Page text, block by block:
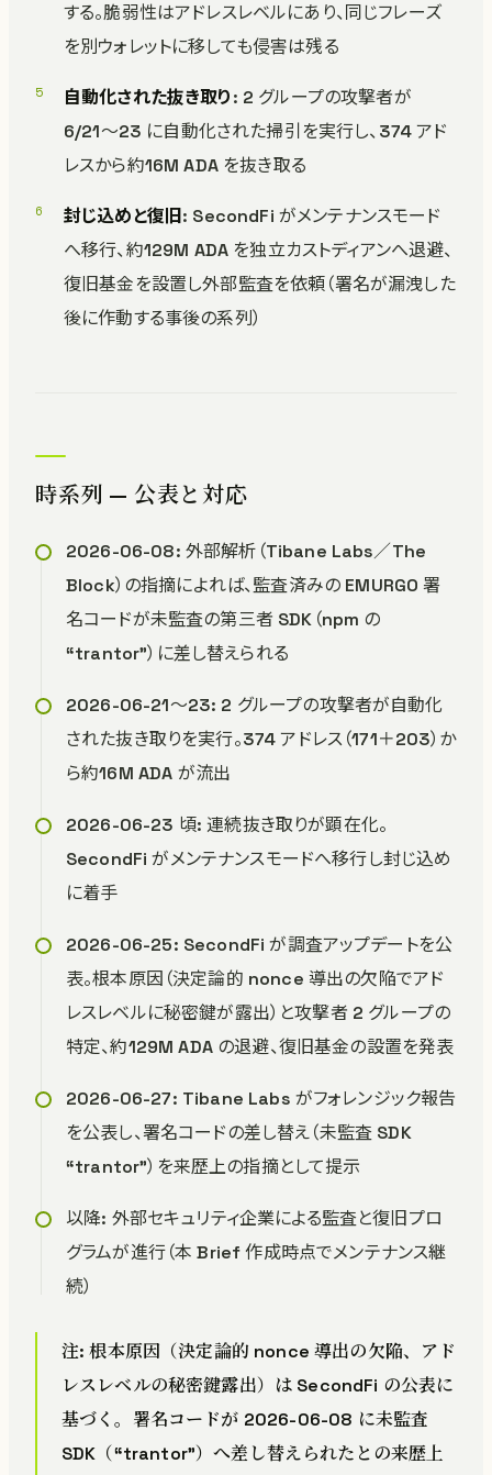
する。脆弱性はアドレスレベルにあり、同じフレーズ
を別ウォレットに移しても侵害は残る
自動化された抜き取り: 2 グループの攻撃者が
6/21〜23 に自動化された掃引を実行し、374 アド
レスから約16M ADA を抜き取る
封じ込めと復旧 : SecondFi がメンテナンスモード
へ移行、約129M ADA を独立カストディアンへ退避、
復旧基金を設置し外部監査を依頼（署名が漏洩した
後に作動する事後の系列）
時系列 — 公表と対応
2026-06-08: 外部解析（Tibane Labs／The
Block）の指摘によれば、監査済みの EMURGO 署
名コードが未監査の第三者 SDK（npm の
“trantor”）に差し替えられる
2026-06-21〜23: 2 グループの攻撃者が自動化
された抜き取りを実行。374 アドレス（171＋203）か
ら約16M ADA が流出
2026-06-23 頃: 連続抜き取りが顕在化。
SecondFi がメンテナンスモードへ移行し封じ込め
に着手
2026-06-25: SecondFi が調査アップデートを公
表。根本原因（決定論的 nonce 導出の欠陥でアド
レスレベルに秘密鍵が露出）と攻撃者 2 グループの
特定、約129M ADA の退避、復旧基金の設置を発表
2026-06-27: Tibane Labs がフォレンジック報告
を公表し、署名コードの差し替え（未監査 SDK
“trantor”）を来歴上の指摘として提示
以降: 外部セキュリティ企業による監査と復旧プロ
グラムが進行（本 Brief 作成時点でメンテナンス継
続）
注: 根本原因（決定論的 nonce 導出の欠陥、アド
レスレベルの秘密鍵露出）は SecondFi の公表に
基づく。署名コードが 2026-06-08 に未監査
SDK（“trantor”）へ差し替えられたとの来歴上